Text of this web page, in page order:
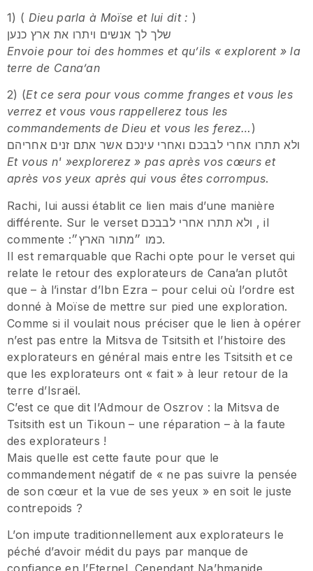
1) ( Dieu parla à Moïse et lui dit : )
שלך לך אנשים ויתרו את ארץ כנען
Envoie pour toi des hommes et qu’ils « explorent » la
terre de Cana’an
2) (Et ce sera pour vous comme franges et vous les
verrez et vous vous rappellerez tous les
commandements de Dieu et vous les ferez… )
ולא תתרו אחרי לבבכם ואחרי עינכם אשר אתם זנים אחריהם
Et vous n' »explorerez » pas après vos cœurs et
après vos yeux après qui vous êtes corrompus.
Rachi, lui aussi établit ce lien mais d’une manière
différente. Sur le verset ולא תתרו אחרי לבבכם , il
commente :כמו ״מתור הארץ״.
Il est remarquable que Rachi opte pour le verset qui
relate le retour des explorateurs de Cana’an plutôt
que – à l’instar d’Ibn Ezra – pour celui où l’ordre est
donné à Moïse de mettre sur pied une exploration.
Comme si il voulait nous préciser que le lien à opérer
n’est pas entre la Mitsva de Tsitsith et l’histoire des
explorateurs en général mais entre les Tsitsith et ce
que les explorateurs ont « fait » à leur retour de la
terre d’Israël.
C’est ce que dit l’Admour de Oszrov : la Mitsva de
Tsitsith est un Tikoun – une réparation – à la faute
des explorateurs !
Mais quelle est cette faute pour que le
commandement négatif de « ne pas suivre la pensée
de son cœur et la vue de ses yeux » en soit le juste
contrepoids ?
L’on impute traditionnellement aux explorateurs le
péché d’avoir médit du pays par manque de